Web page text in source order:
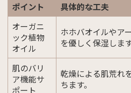
ポイント
具体的な工夫
オーガニ
ック植物
オイル
ホホバオイルやア
を優しく保湿します
肌のバリ
ア機能サ
ポート
乾燥による肌荒れ
ちます。